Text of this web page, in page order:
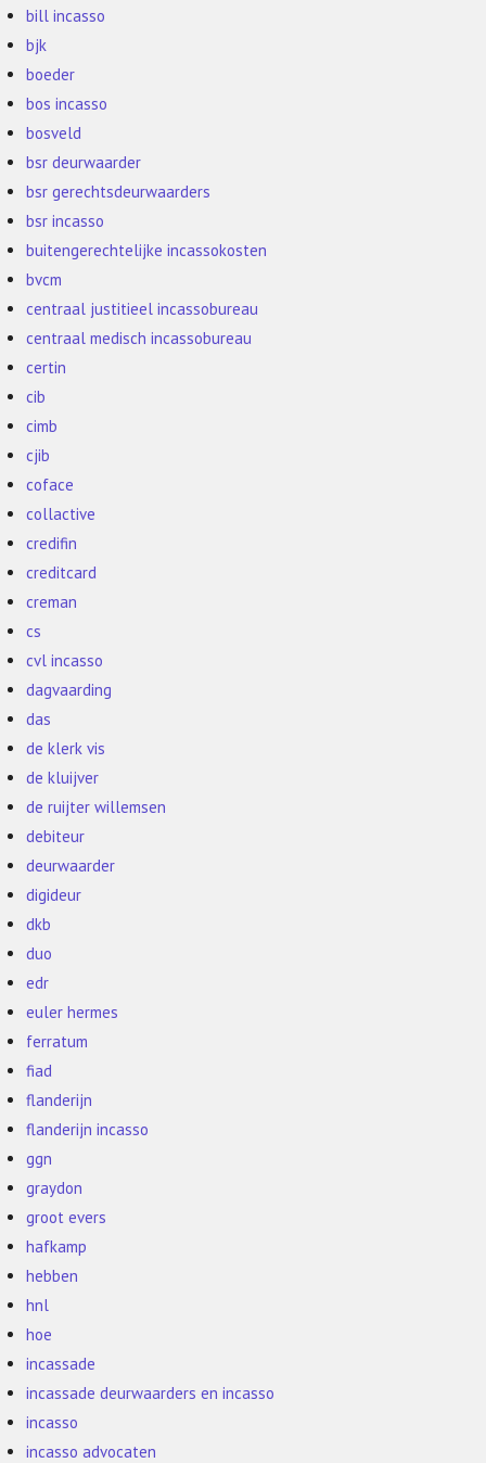
bill incasso
bjk
boeder
bos incasso
bosveld
bsr deurwaarder
bsr gerechtsdeurwaarders
bsr incasso
buitengerechtelijke incassokosten
bvcm
centraal justitieel incassobureau
centraal medisch incassobureau
certin
cib
cimb
cjib
coface
collactive
credifin
creditcard
creman
cs
cvl incasso
dagvaarding
das
de klerk vis
de kluijver
de ruijter willemsen
debiteur
deurwaarder
digideur
dkb
duo
edr
euler hermes
ferratum
fiad
flanderijn
flanderijn incasso
ggn
graydon
groot evers
hafkamp
hebben
hnl
hoe
incassade
incassade deurwaarders en incasso
incasso
incasso advocaten